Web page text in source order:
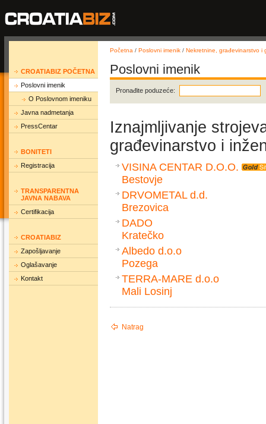
CROATIABIZ POČETNA
Poslovni imenik
O Poslovnom imeniku
Javna nadmetanja
PressCentar
BONITETI
Registracija
TRANSPARENTNA
JAVNA NABAVA
Certifikacija
CROATIABIZ
Zapošljavanje
Oglašavanje
Kontakt
Početna / Poslovni imenik / Nekretnine, građevinarstvo i
Poslovni imenik
Pronađite poduzeće:
Iznajmljivanje
građevinarstvo i
VISINA CENTAR D.O.O.
Bestovje
DRVOMETAL d.d.
Brezovica
DADO
Kratečko
Albedo d.o.o
Pozega
TERRA-MARE d.o.o
Mali Losinj
Natrag